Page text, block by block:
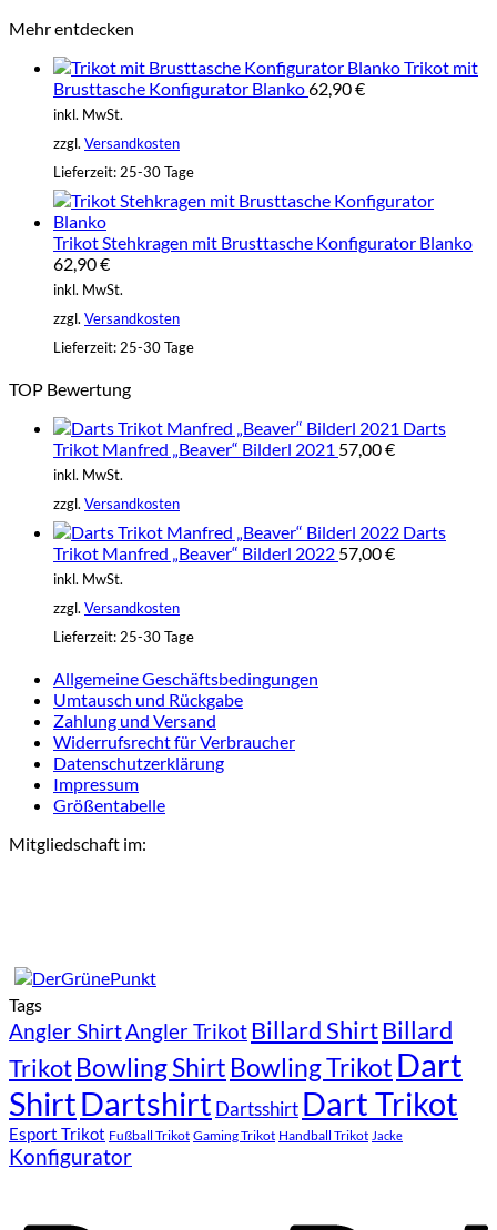
Mehr entdecken
Trikot mit
Brusttasche Konfigurator Blanko62,90€
inkl. MwSt.
zzgl. Versandkosten
Lieferzeit:25-30 Tage
Trikot Stehkragen mit Brusttasche Konfigurator Blanko
62,90€
inkl. MwSt.
zzgl. Versandkosten
Lieferzeit: 25-30 Tage
TOP Bewertung
Darts
Trikot Manfred „Beaver“ Bilderl 2021 57,00€
inkl. MwSt.
zzgl. Versandkosten
Darts
Trikot Manfred „Beaver“ Bilderl 2022 57,00€
inkl. MwSt.
zzgl. Versandkosten
Lieferzeit: 25-30 Tage
Allgemeine Geschäftsbedingungen
Umtausch und Rückgabe
Zahlung und Versand
Widerrufsrecht für Verbraucher
Datenschutzerklärung
Impressum
Größentabelle
Mitgliedschaft im:
Tags
Angler ShirtAngler TrikotBillard ShirtBillard
TrikotBowling Shirt Bowling Trikot Dart
ShirtDartshirt Dartsshirt Dart Trikot
Esport Trikot Fußball Trikot Gaming Trikot Handball Trikot Jacke
Konfigurator